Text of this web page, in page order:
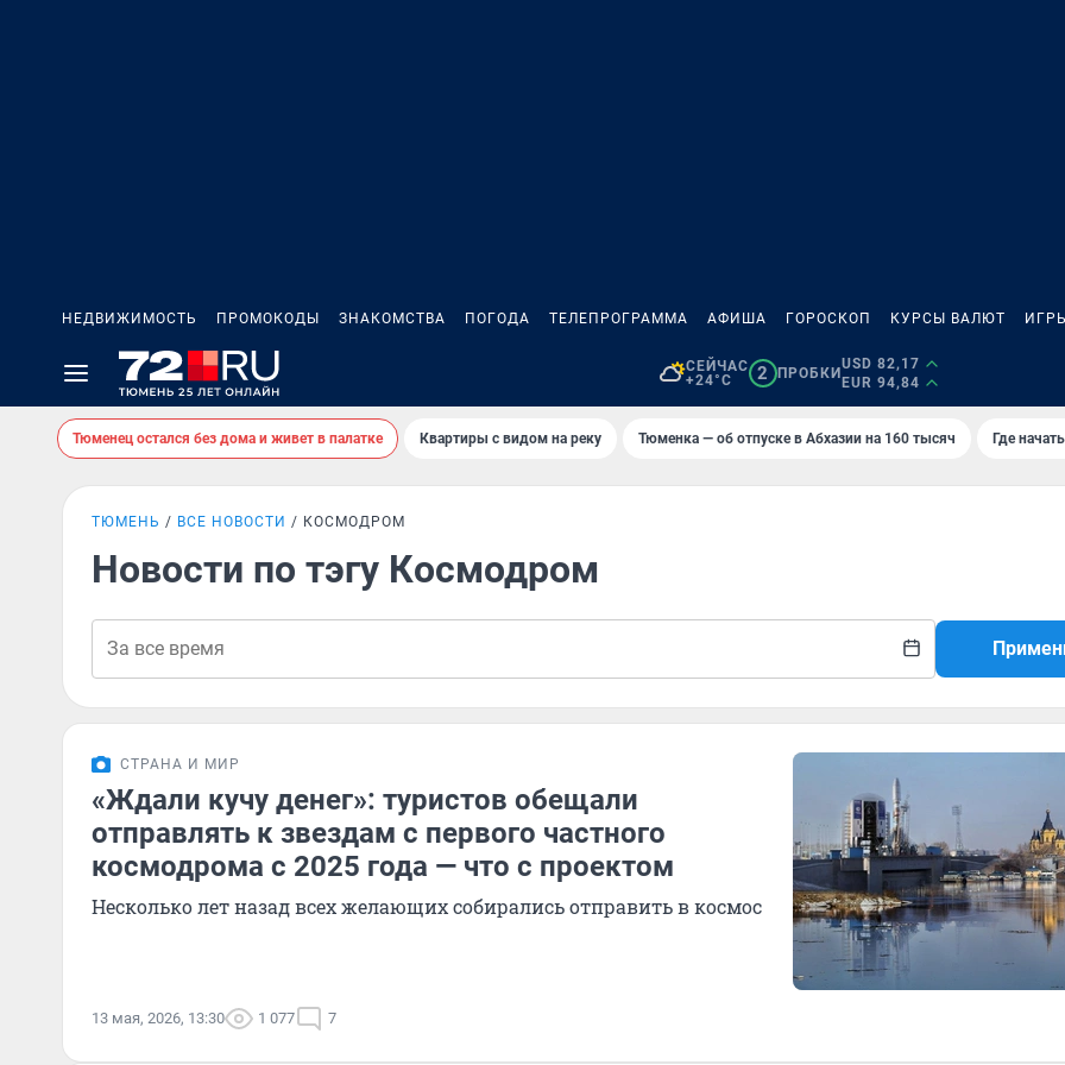
НЕДВИЖИМОСТЬ ПРОМОКОДЫ ЗНАКОМСТВА ПОГОДА ТЕЛЕПРОГРАММА АФИША ГОРОСКОП КУРСЫ ВАЛЮТ
СЕЙЧАС
+24°C
2 ПРОБКИ
USD 82,17
EUR 94,84
Тюменец остался без дома и живет в палатке Квартиры с видом на реку Тюменка — об отпуске в Абхазии на 160 тысяч Где
ТЮМЕНЬ ВСЕ НОВОСТИ КОСМОДРОМ
Новости по тэгу Космодром
СТРАНА И МИР
«Ждали кучу денег»: туристов обещали
отправлять к звездам с первого частного
космодрома с 2025 года — что с проектом
Несколько лет назад всех желающих собирались отправить в космос
13 мая, 2026, 13:30 1 077 7